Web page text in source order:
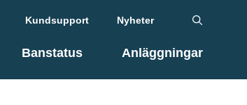
Kundsupport Nyheter
Banstatus Anläggningar